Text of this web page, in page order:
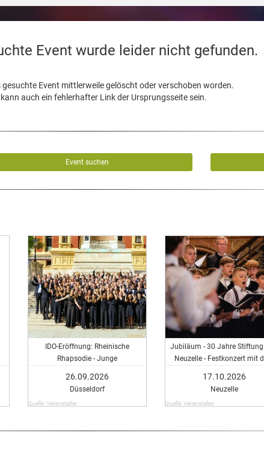
Event wurde leider nicht gefunden.
gesuchte Event mittlerweile gelöscht oder verschoben worden.
auch ein fehlerhafter Link der Ursprungsseite sein.
Event suchen
IDO-Eröffnung: Rheinische
Rhapsodie - Junge
26.09.2026
Düsseldorf
Quelle: Veranstalter
Jubiläum - 30 Jahre
Neuzelle - Festkonzert mit
17.10.2026
Neuzelle
Quelle: Veranstalter